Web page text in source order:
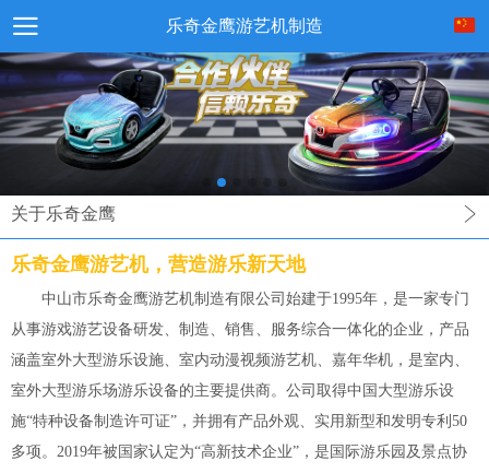
乐奇金鹰游艺机制造
关于乐奇金鹰
乐奇金鹰游艺机，营造游乐新天地
中山市乐奇金鹰游艺机制造有限公司始建于1995年，是一家专门
从事游戏游艺设备研发、制造、销售、服务综合一体化的企业，产品
涵盖室外大型游乐设施、室内动漫视频游艺机、嘉年华机，是室内、
室外大型游乐场游乐设备的主要提供商。公司取得中国大型游乐设
施“特种设备制造许可证”，并拥有产品外观、实用新型和发明专利50
多项。2019年被国家认定为“高新技术企业”，是国际游乐园及景点协